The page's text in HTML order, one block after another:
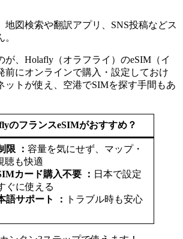
地図検索や翻訳アプリ、SNS投稿などス
が、Holafly（オラフライ）のeSIM（イ
前にオンラインで購入・設定しておけ
ットが使え、空港でSIMを探す手間もあ
のフランスeSIMがおすすめ？
限 ： 容量を気にせず、マップ・
聴も快適
カード購入不要 ： 日本で設定
ぐに使える
語サポート ：
トラブル時も安心